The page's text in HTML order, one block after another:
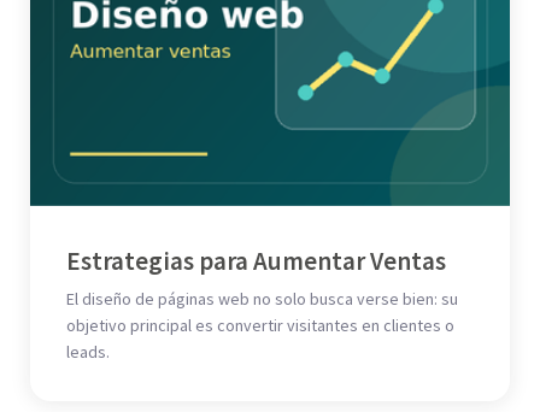
Estrategias para Aumentar Ventas
El diseño de páginas web no solo busca verse bien: su
objetivo principal es convertir visitantes en clientes o
leads.